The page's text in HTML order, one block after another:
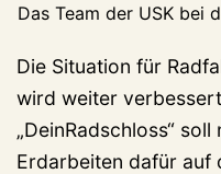
Das Team der USK bei
Die Situation für
wird weiter
„DeinRadschloss“
Erdarbeiten dafür auf